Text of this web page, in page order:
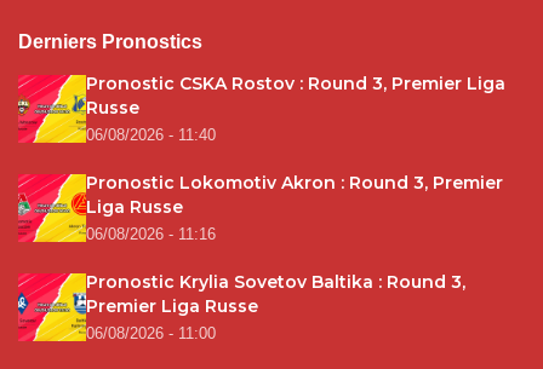
Derniers Pronostics
Pronostic CSKA Rostov : Round 3, Premier Liga
Russe
06/08/2026 - 11:40
Pronostic Lokomotiv Akron : Round 3, Premier
Liga Russe
06/08/2026 - 11:16
Pronostic Krylia Sovetov Baltika : Round 3,
Premier Liga Russe
06/08/2026 - 11:00